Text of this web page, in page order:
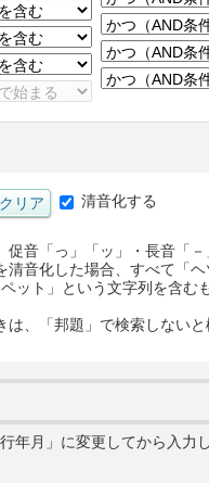
清音化する
音「っ」「ッ」・長音「－
音化した場合、すべて「ヘ
ット」という文字列を含む
、「邦題」で検索しないと
月」に変更してから入力し